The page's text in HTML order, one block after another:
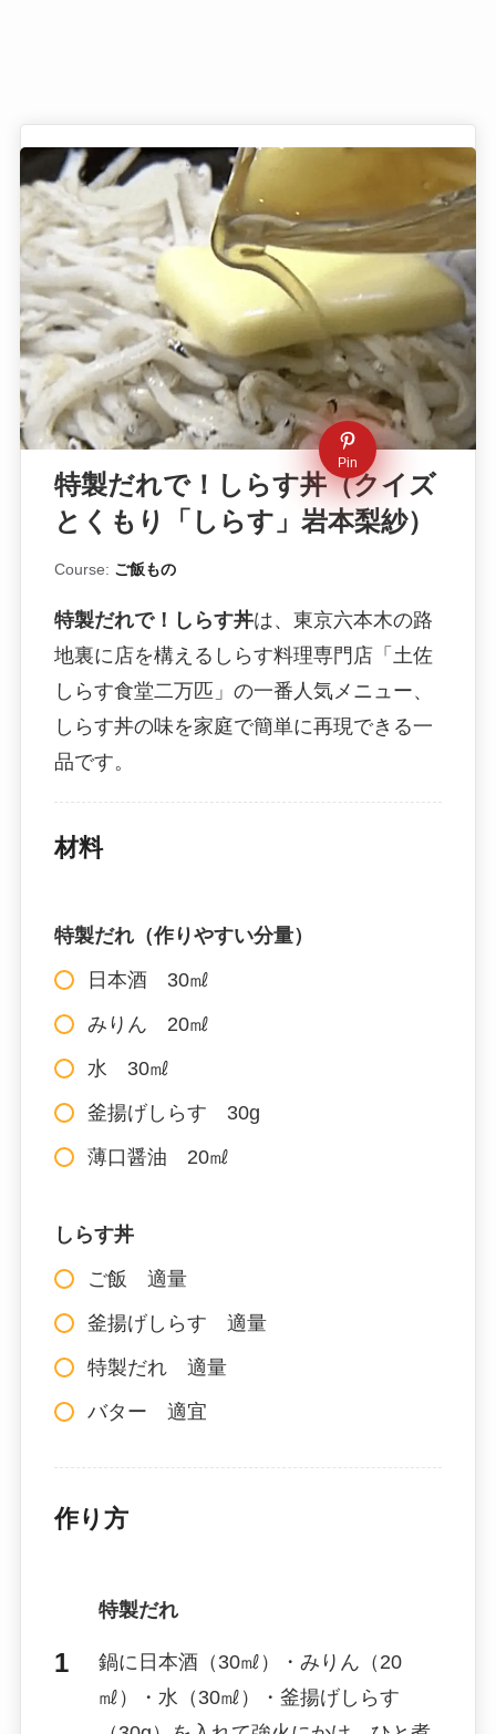
Pin
特製だれで！しらす丼（クイズ
とくもり「しらす」岩本梨紗）
Course: ご飯もの
特製だれで！しらす丼は、東京六本木の路
地裏に店を構えるしらす料理専門店「土佐
しらす食堂二万匹」の一番人気メニュー、
しらす丼の味を家庭で簡単に再現できる一
品です。
材料
特製だれ（作りやすい分量）
日本酒 30㎖
みりん 20㎖
水 30㎖
釜揚げしらす 30g
薄口醤油 20㎖
しらす丼
ご飯 適量
釜揚げしらす 適量
特製だれ 適量
バター 適宜
作り方
特製だれ
鍋に日本酒（30㎖）・みりん（20
㎖）・水（30㎖）・釜揚げしらす